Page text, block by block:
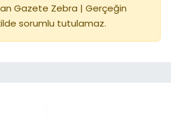
Gazete Zebra | Gerçeğin
sorumlu tutulamaz.